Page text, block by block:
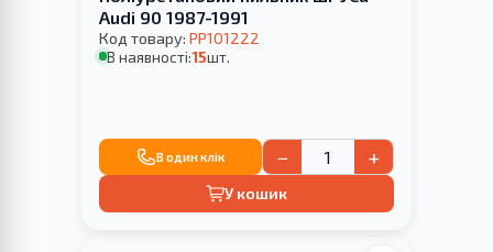
Audi 90 1987-1991
Код товару: PP101222
В наявності:15шт.
В один клік − +
У кошик